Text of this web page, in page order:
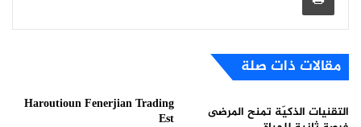
مقالات ذات صلة
التقنيات الذكيّة تمنح المرضى
Haroutioun Fenerjian Trading
Est